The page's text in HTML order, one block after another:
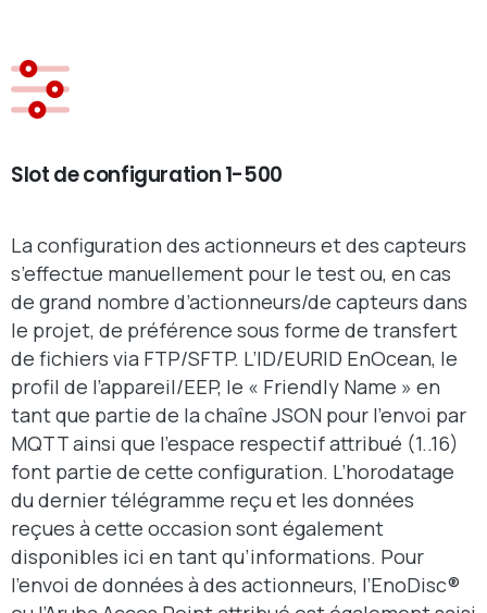
Slot de configuration 1-500
La configuration des actionneurs et des capteurs
s’effectue manuellement pour le test ou, en cas
de grand nombre d’actionneurs/de capteurs dans
le projet, de préférence sous forme de transfert
de fichiers via FTP/SFTP. L’ID/EURID EnOcean, le
profil de l’appareil/EEP, le « Friendly Name » en
tant que partie de la chaîne JSON pour l’envoi par
MQTT ainsi que l’espace respectif attribué (1..16)
font partie de cette configuration. L’horodatage
du dernier télégramme reçu et les données
reçues à cette occasion sont également
disponibles ici en tant qu’informations. Pour
l’envoi de données à des actionneurs, l’EnoDisc®